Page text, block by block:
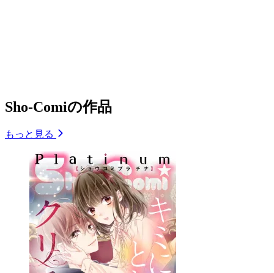
Sho-Comiの作品
もっと見る